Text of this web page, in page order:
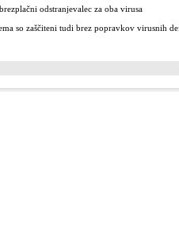
odstranjevalec za oba virusa
so zaščiteni tudi brez popravkov virusnih